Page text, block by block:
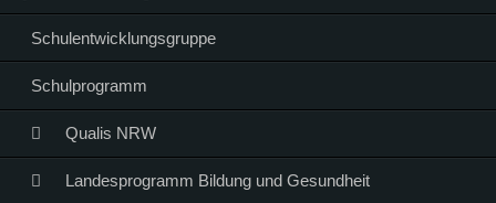
Schulentwicklungsgruppe
Schulprogramm
Qualis NRW
Landesprogramm Bildung und Gesundheit